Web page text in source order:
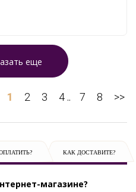
еще
1 2 3 4 .. 7 8 >>
КАК ДОСТАВИТЕ?
магазине?